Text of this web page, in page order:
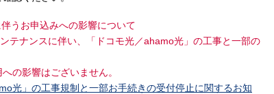
うお申込みへの影響について
テナンスに伴い、「ドコモ光／ahamo光」の工事と一部の
の影響はございません。
光」の工事規制と一部お手続きの受付停止に関するお知